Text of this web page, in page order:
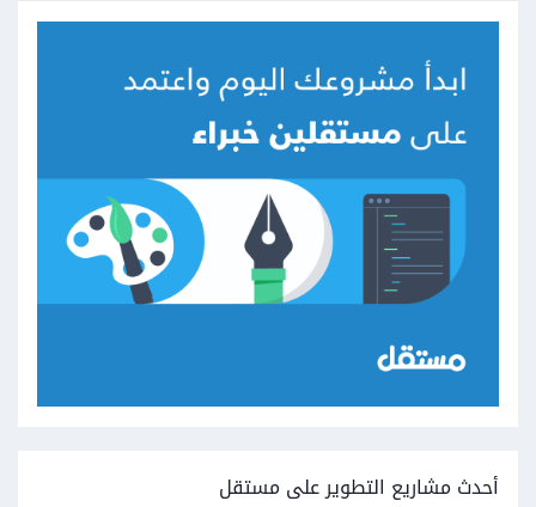
أحدث مشاريع التطوير على مستقل